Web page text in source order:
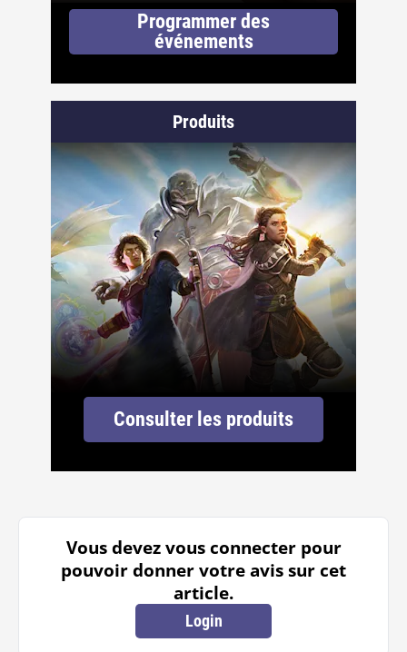
Programmer des
événements
Produits
Consulter les produits
Vous devez vous connecter pour
pouvoir donner votre avis sur cet
article.
Login